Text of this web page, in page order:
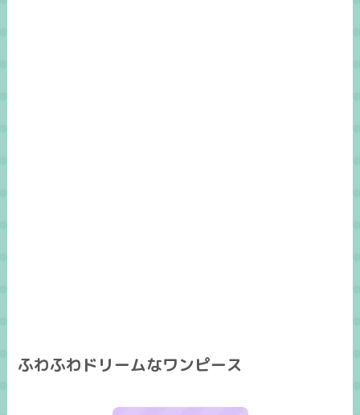
ふわふわドリームなワンピース